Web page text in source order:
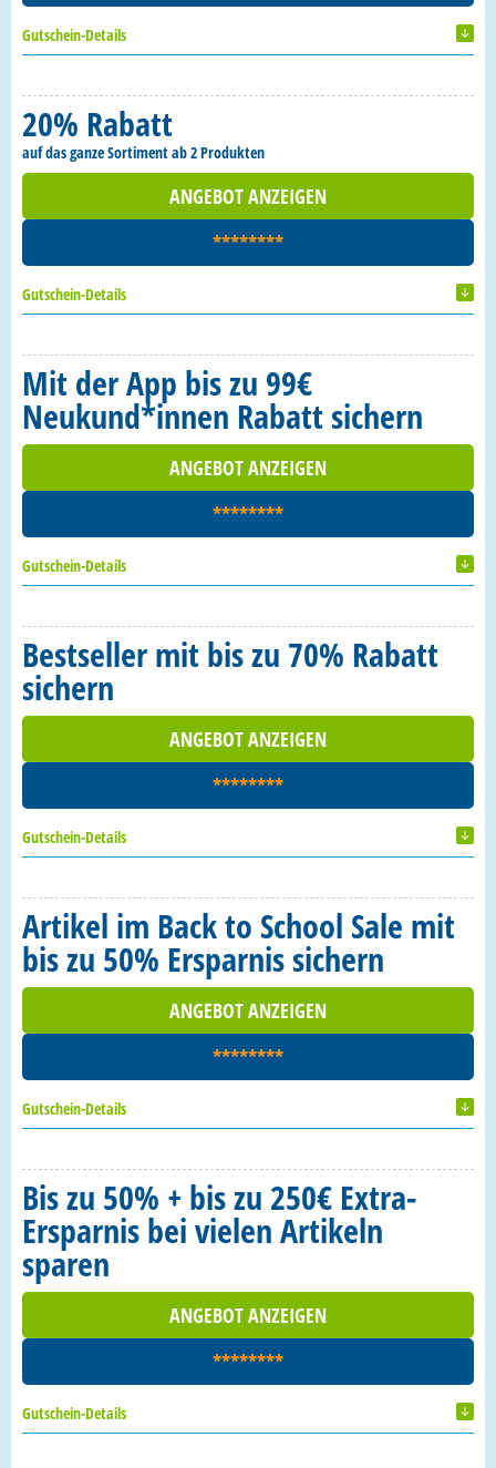
Gutschein-Details
20% Rabatt
auf das ganze Sortiment ab 2 Produkten
ANGEBOT ANZEIGEN
********
Gutschein-Details
Mit der App bis zu 99€
Neukund*innen Rabatt sichern
ANGEBOT ANZEIGEN
********
Gutschein-Details
Bestseller mit bis zu 70% Rabatt
sichern
ANGEBOT ANZEIGEN
********
Gutschein-Details
Artikel im Back to School Sale mit
bis zu 50% Ersparnis sichern
ANGEBOT ANZEIGEN
********
Gutschein-Details
Bis zu 50% + bis zu 250€ Extra-
Ersparnis bei vielen Artikeln
sparen
ANGEBOT ANZEIGEN
********
Gutschein-Details